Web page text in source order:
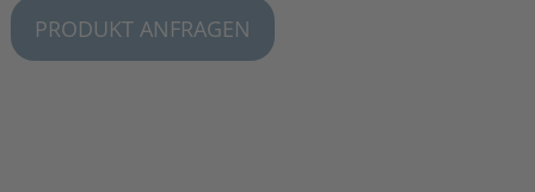
PRODUKT ANFRAGEN